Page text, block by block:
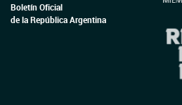
Boletín Oficial
de la República Argentina